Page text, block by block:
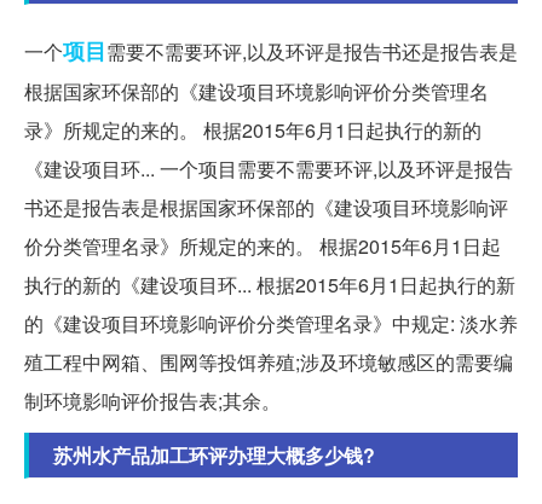
一个项目需要不需要环评,以及环评是报告书还是报告表是
根据国家环保部的《建设项目环境影响评价分类管理名
录》所规定的来的。 根据2015年6月1日起执行的新的
《建设项目环... 一个项目需要不需要环评,以及环评是报告
书还是报告表是根据国家环保部的《建设项目环境影响评
价分类管理名录》所规定的来的。 根据2015年6月1日起
执行的新的《建设项目环... 根据2015年6月1日起执行的新
的《建设项目环境影响评价分类管理名录》中规定: 淡水养
殖工程中网箱、围网等投饵养殖;涉及环境敏感区的需要编
制环境影响评价报告表;其余。
苏州水产品加工环评办理大概多少钱?